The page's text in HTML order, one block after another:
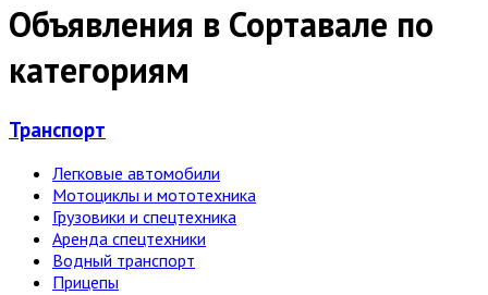
Объявления в Сортавале по
категориям
Транспорт
Легковые автомобили
Мотоциклы и мототехника
Грузовики и спецтехника
Аренда спецтехники
Водный транспорт
Прицепы